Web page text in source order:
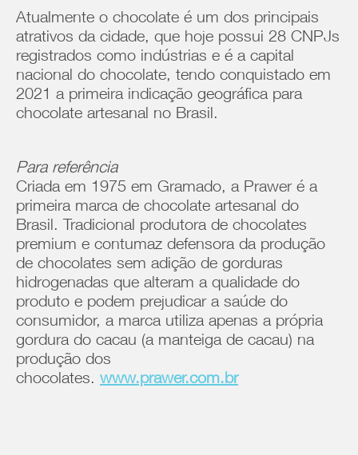
Atualmente o chocolate é um dos principais
atrativos da cidade, que hoje possui 28 CNPJs
registrados como indústrias e é a capital
nacional do chocolate, tendo conquistado em
2021 a primeira indicação geográfica para
chocolate artesanal no Brasil.
Para referência
Criada em 1975 em Gramado, a Prawer é a
primeira marca de chocolate artesanal do
Brasil. Tradicional produtora de chocolates
premium e contumaz defensora da produção
de chocolates sem adição de gorduras
hidrogenadas que alteram a qualidade do
produto e podem prejudicar a saúde do
consumidor, a marca utiliza apenas a própria
gordura do cacau (a manteiga de cacau) na
produção dos
chocolates. www.prawer.com.br